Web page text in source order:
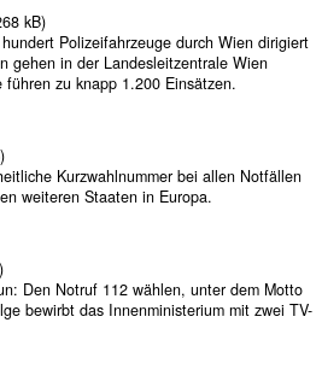
kB)
Polizeifahrzeuge durch Wien dirigiert
gehen in der Landesleitzentrale Wien
zu knapp 1.200 Einsätzen.
Kurzwahlnummer bei allen Notfällen
weiteren Staaten in Europa.
Den Notruf 112 wählen, unter dem Motto
bewirbt das Innenministerium mit zwei TV-